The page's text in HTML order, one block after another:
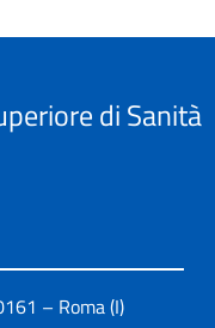
di Sanità
– Roma (I)